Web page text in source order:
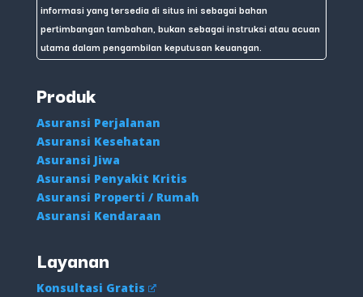
informasi yang tersedia di situs ini sebagai bahan
pertimbangan tambahan, bukan sebagai instruksi atau acuan
utama dalam pengambilan keputusan keuangan.
Produk
Asuransi Perjalanan
Asuransi Kesehatan
Asuransi Jiwa
Asuransi Penyakit Kritis
Asuransi Properti / Rumah
Asuransi Kendaraan
Layanan
Konsultasi Gratis